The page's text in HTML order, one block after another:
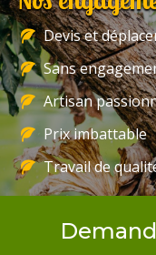
Devis et
Sans
Artisan
Prix imbattable
Travail de